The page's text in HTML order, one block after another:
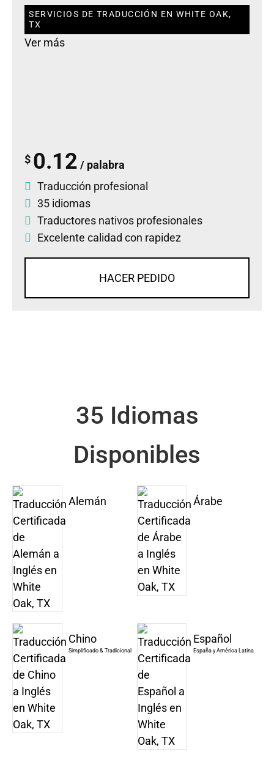
SERVICIOS DE TRADUCCIÓN EN WHITE OAK,
TX
Ver más
$ 0.12 / palabra
Traducción profesional
35 idiomas
Traductores nativos profesionales
Excelente calidad con rapidez
HACER PEDIDO
35 Idiomas
Disponibles
Alemán Árabe
Chino
Simplificado & Tradicional
Español
España y América Latina